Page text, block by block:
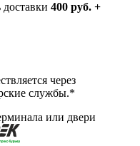
доставки 400 руб. +
через
службы.*
или двери